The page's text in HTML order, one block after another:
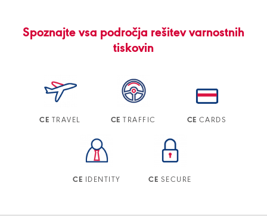
Spoznajte vsa področja rešitev varnostnih
tiskovin
CE TRAVEL CE TRAFFIC CE CARDS
CE IDENTITY CE SECURE